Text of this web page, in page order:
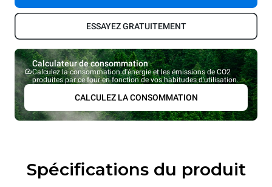
ESSAYEZ GRATUITEMENT
Calculateur de consommation
Calculez la consommation d'énergie et les émissions de CO2
produites par ce four en fonction de vos habitudes d'utilisation.
CALCULEZ LA CONSOMMATION
Spécifications du produit